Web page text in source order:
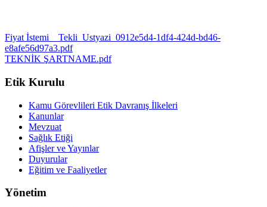
Fiyat İstemi _ Tekli_Ustyazi_0912e5d4-1df4-424d-bd46-
e8afe56d97a3.pdf
TEKNİK ŞARTNAME.pdf
Etik Kurulu
Kamu Görevlileri Etik Davranış İlkeleri
Kanunlar
Mevzuat
Sağlık Etiği
Afişler ve Yayınlar
Duyurular
Eğitim ve Faaliyetler
Yönetim